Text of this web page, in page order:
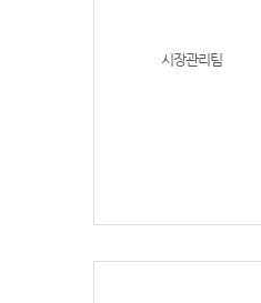
시장관리팀